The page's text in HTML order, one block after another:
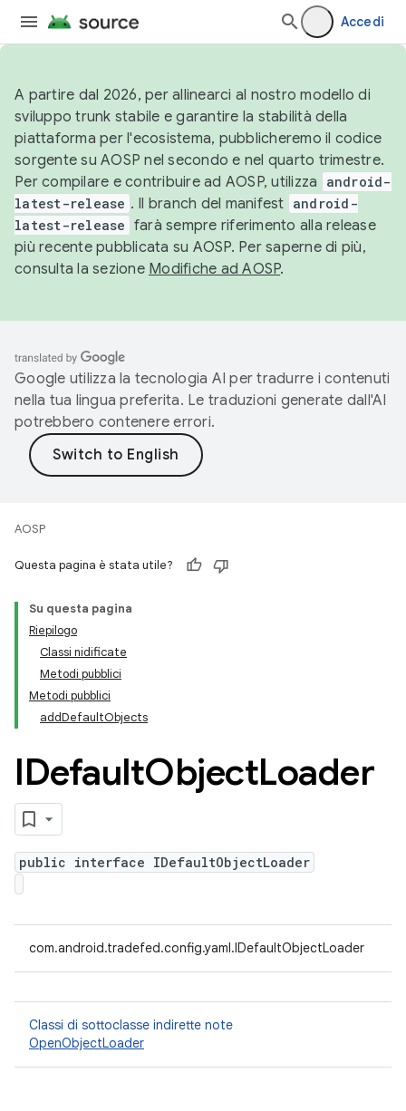
Accedi
A partire dal 2026, per allinearci al nostro modello di
sviluppo trunk stabile e garantire la stabilità della
piattaforma per l'ecosistema, pubblicheremo il codice
sorgente su AOSP nel secondo e nel quarto trimestre.
Per compilare e contribuire ad AOSP, utilizza
android-
latest-release . Il branch del manifest android-
latest-release farà sempre riferimento alla release
più recente pubblicata su AOSP. Per saperne di più,
consulta la sezione Modifiche ad AOSP.
Google utilizza la tecnologia AI per tradurre i contenuti
nella tua lingua preferita. Le traduzioni generate dall'AI
potrebbero contenere errori.
AOSP
Questa pagina è stata utile?
Su questa pagina
Riepilogo
Classi nidificate
Metodi pubblici
Metodi pubblici
addDefaultObjects
IDefaultObjectLoader
public interface IDefaultObjectLoader
com.android.tradefed.config.yaml.IDefaultObjectLoader
Classi di sottoclasse indirette note
OpenObjectLoader